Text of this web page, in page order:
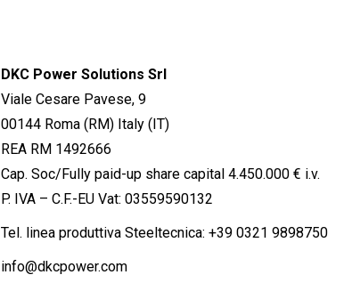
DKC Power Solutions Srl
Viale Cesare Pavese, 9
00144 Roma (RM) Italy (IT)
REA RM 1492666
Cap. Soc/Fully paid-up share capital 4.450.000 € i.v.
P. IVA – C.F.-EU Vat: 03559590132
Tel. linea produttiva Steeltecnica: +39 0321 9898750
info@dkcpower.com